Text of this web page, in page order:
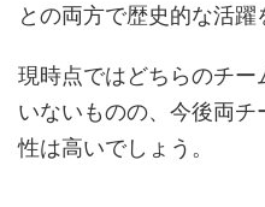
との両方で歴史的な活躍
現時点ではどちらのチ
いないものの、今後両
性は高いでしょう。